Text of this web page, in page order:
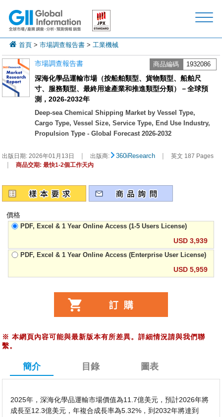
首頁 >市場調查報告書 >工業機械
市場調查報告書 商品編碼 1932086
深海化學品運輸市場（按船舶類型、貨物類型、船舶尺
寸、服務類型、最終用途產業和推進類型分類）－全球預
測，2026-2032年
Deep-sea Chemical Shipping Market by Vessel Type,
Cargo Type, Vessel Size, Service Type, End Use Industry,
Propulsion Type - Global Forecast 2026-2032
出版日期:2026年01月13日 | 出版商: 360iResearch | 英文 187 Pages
| 商品交期: 最快1-2個工作天內
價格
PDF, Excel & 1 Year Online Access (1-5 Users License)
USD 3,939
PDF, Excel & 1 Year Online Access (Enterprise User License)
USD 5,959
※ 本網頁內容可能與最新版本有所差異。詳細情況請與我們聯
繫。
簡介 目錄 圖表
2025年，深海化學品運輸市場價值為11.7億美元，預計2026年將
成長至12.3億美元，年複合成長率為5.32%，到2032年將達到